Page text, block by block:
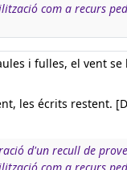
com a recurs
i fulles, el vent
les écrits restent.
d'un recull de